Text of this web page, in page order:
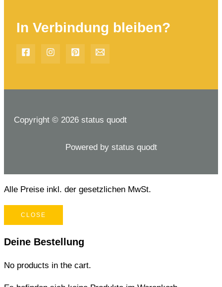
In Verbindung bleiben?
Copyright © 2026 status quodt
Powered by status quodt
Alle Preise inkl. der gesetzlichen MwSt.
CLOSE
Deine Bestellung
No products in the cart.